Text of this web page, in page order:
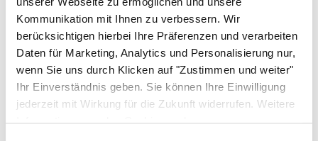
Kommunikation mit Ihnen zu verbessern. Wir
berücksichtigen hierbei Ihre Präferenzen und verarbeiten
Daten für Marketing, Analytics und Personalisierung nur,
wenn Sie uns durch Klicken auf "Zustimmen und weiter"
Ihr Einverständnis geben. Sie können Ihre Einwilligung
jederzeit mit Wirkung für die Zukunft widerrufen. Weitere
Einloggen und Bewertung schreiben
Das könnte Ihnen ebenfalls gefallen
Artikel überspringen
Mini-Staffelei 2-teilig